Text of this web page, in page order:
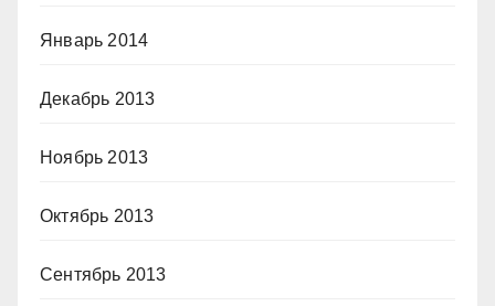
Январь 2014
Декабрь 2013
Ноябрь 2013
Октябрь 2013
Сентябрь 2013